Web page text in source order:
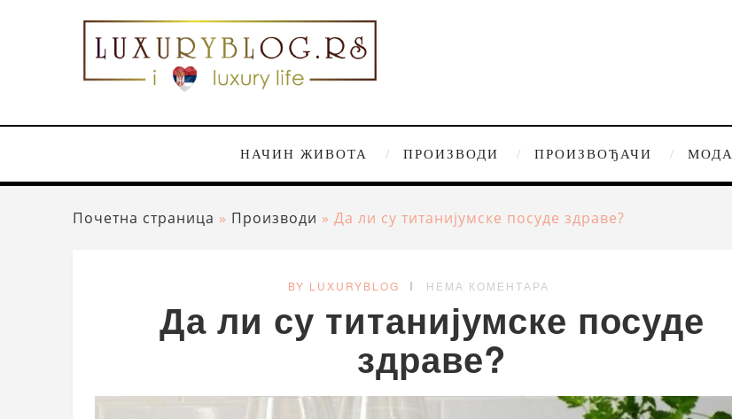
НАЧИН ЖИВОТА ПРОИЗВОДИ ПРОИЗВОЂАЧИ МОДА
Почетна страница » Производи » Да ли су титанијумске посуде здраве?
BY LUXURYBLOG НЕМА КОМЕНТАРА
Да ли су титанијумске посуде
здраве?